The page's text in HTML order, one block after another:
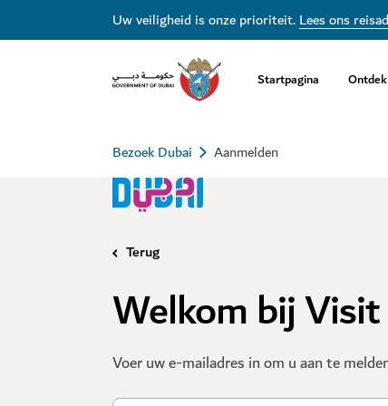
Uw veiligheid is onze prioriteit.Lees ons
Startpagina
Bezoek Dubai Aanmelden
Terug
Welkom bij
Voer uw e-mailadres in om u aan te